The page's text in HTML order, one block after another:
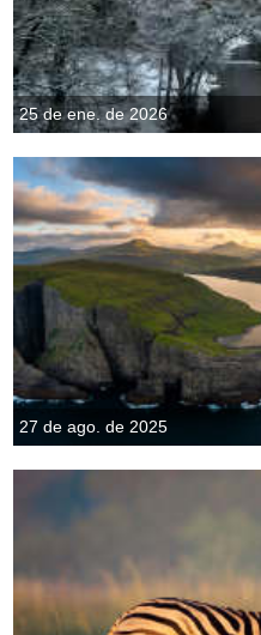
25 de ene. de 2026
27 de ago. de 2025